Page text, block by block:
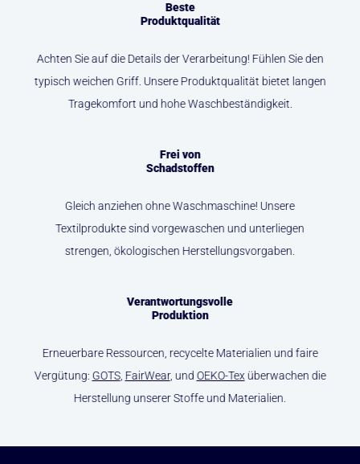
Beste
Produktqualität
Achten Sie auf die Details der Verarbeitung! Fühlen Sie den
typisch weichen Griff. Unsere Produktqualität bietet langen
Tragekomfort und hohe Waschbeständigkeit.
Frei von
Schadstoffen
Gleich anziehen ohne Waschmaschine! Unsere
Textilprodukte sind vorgewaschen und unterliegen
strengen, ökologischen Herstellungsvorgaben.
Verantwortungsvolle
Produktion
Erneuerbare Ressourcen, recycelte Materialien und faire
Vergütung: GOTS, FairWear, und OEKO-Texüberwachen die
Herstellung unserer Stoffe und Materialien.